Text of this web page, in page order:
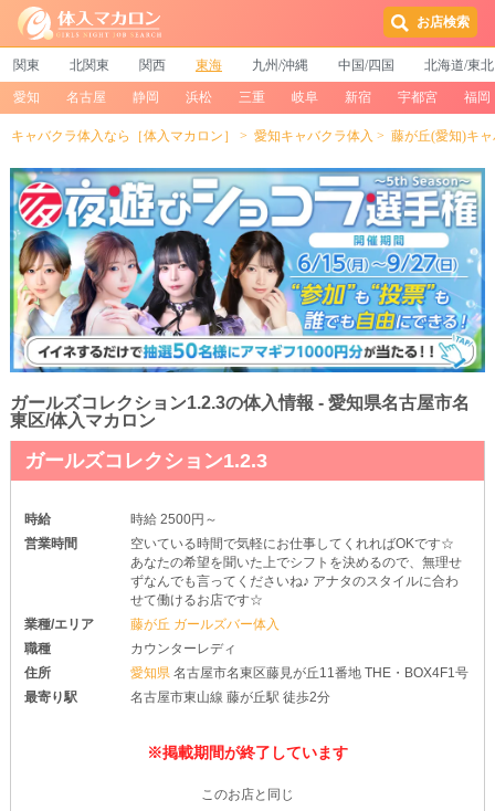
お店検索
関東 北関東 関西 東海 九州/沖縄 中国/四国 北海道/東北
愛知 名古屋 静岡 浜松 三重 岐阜 新宿 宇都宮 福岡
キャバクラ体入なら［体入マカロン］ 愛知キャバクラ体入 藤が丘(愛知)キ
ガールズコレクション1.2.3の体入情報 - 愛知県名古屋市名
東区/体入マカロン
ガールズコレクション1.2.3
時給
時給 2500円～
営業時間
空いている時間で気軽にお仕事してくれればOKです☆
あなたの希望を聞いた上でシフトを決めるので、無理せ
ずなんでも言ってくださいね♪ アナタのスタイルに合わ
せて働けるお店です☆
業種/エリア
藤が丘 ガールズバー体入
職種
カウンターレディ
住所
愛知県名古屋市名東区藤見が丘11番地 THE・BOX4F1号
最寄り駅
名古屋市東山線 藤が丘駅 徒歩2分
※掲載期間が終了しています
このお店と同じ